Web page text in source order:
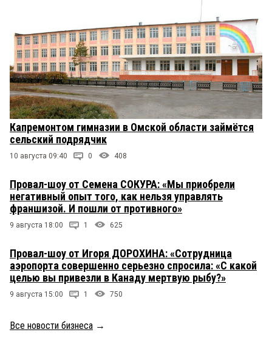
Капремонтом гимназии в Омской области займётся
сельский подрядчик
10 августа 09:40 0 408
Провал-шоу от Семена СОКУРА: «Мы приобрели
негативный опыт того, как нельзя управлять
франшизой. И пошли от противного»
9 августа 18:00 1 625
Провал-шоу от Игоря ДОРОХИНА: «Сотрудница
аэропорта совершенно серьезно спросила: «С какой
целью вы привезли в Канаду мертвую рыбу?»
9 августа 15:00 1 750
Все новости бизнеса →